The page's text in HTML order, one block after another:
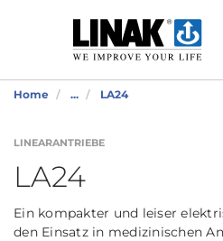
Home ... LA24
LINEARANTRIEBE
LA24
Ein kompakter und leiser
den Einsatz in medizinischen